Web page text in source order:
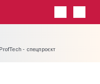
- спецпроєкт